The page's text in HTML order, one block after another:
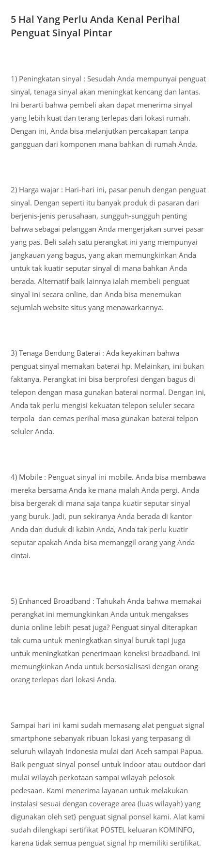
5 Hal Yang Perlu Anda Kenal Perihal
Penguat Sinyal Pintar
1) Peningkatan sinyal : Sesudah Anda mempunyai penguat
sinyal, tenaga sinyal akan meningkat kencang dan lantas.
Ini berarti bahwa pembeli akan dapat menerima sinyal
yang lebih kuat dan terang terlepas dari lokasi rumah.
Dengan ini, Anda bisa melanjutkan percakapan tanpa
gangguan dari komponen mana bahkan di rumah Anda.
2) Harga wajar : Hari-hari ini, pasar penuh dengan penguat
sinyal. Dengan seperti itu banyak produk di pasaran dari
berjenis-jenis perusahaan, sungguh-sungguh penting
bahwa sebagai pelanggan Anda mengerjakan survei pasar
yang pas. Beli salah satu perangkat ini yang mempunyai
jangkauan yang bagus, yang akan memungkinkan Anda
untuk tak kuatir seputar sinyal di mana bahkan Anda
berada. Alternatif baik lainnya ialah membeli penguat
sinyal ini secara online, dan Anda bisa menemukan
sejumlah website situs yang menawarkannya.
3) Tenaga Bendung Baterai : Ada keyakinan bahwa
penguat sinyal memakan baterai hp. Melainkan, ini bukan
faktanya. Perangkat ini bisa berprofesi dengan bagus di
telepon dengan masa gunakan baterai normal. Dengan ini,
Anda tak perlu mengisi kekuatan telepon seluler secara
terpola dan cemas perihal masa gunakan baterai telpon
seluler Anda.
4) Mobile : Penguat sinyal ini mobile. Anda bisa membawa
mereka bersama Anda ke mana malah Anda pergi. Anda
bisa bergerak di mana saja tanpa kuatir seputar sinyal
yang buruk. Jadi, pun sekiranya Anda berada di kantor
Anda dan duduk di kabin Anda, Anda tak perlu kuatir
seputar apakah Anda bisa memanggil orang yang Anda
cintai.
5) Enhanced Broadband : Tahukah Anda bahwa memakai
perangkat ini memungkinkan Anda untuk mengakses
dunia online lebih pesat juga? Penguat sinyal diterapkan
tak cuma untuk meningkatkan sinyal buruk tapi juga
untuk meningkatkan penerimaan koneksi broadband. Ini
memungkinkan Anda untuk bersosialisasi dengan orang-
orang terlepas dari lokasi Anda.
Sampai hari ini kami sudah memasang alat penguat signal
smartphone sebanyak ribuan lokasi yang terpasang di
seluruh wilayah Indonesia mulai dari Aceh sampai Papua.
Baik penguat sinyal ponsel untuk indoor atau outdoor dari
mulai wilayah perkotaan sampai wilayah pelosok
pedesaan. Kami menerima layanan untuk melakukan
instalasi sesuai dengan coverage area (luas wilayah) yang
digunakan oleh set} penguat signal ponsel kami. Alat kami
sudah dilengkapi sertifikat POSTEL keluaran KOMINFO,
karena tidak semua penguat signal hp memiliki sertifikat.